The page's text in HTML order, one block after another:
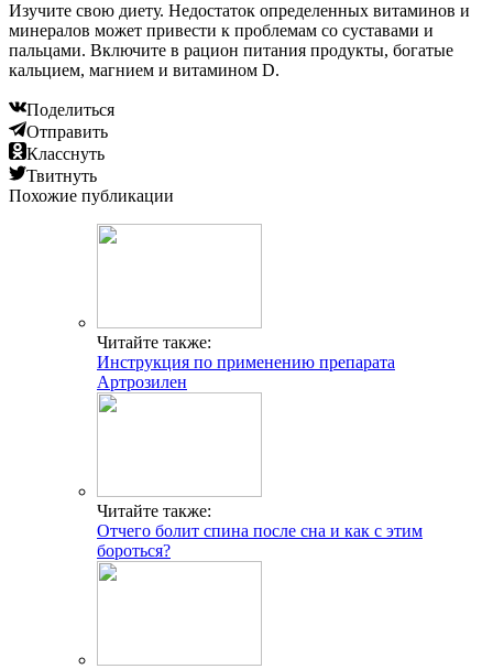
Изучите свою диету. Недостаток определенных витаминов и
минералов может привести к проблемам со суставами и
пальцами. Включите в рацион питания продукты, богатые
кальцием, магнием и витамином D.
Поделиться
Отправить
Класснуть
Твитнуть
Похожие публикации
Читайте также:
Инструкция по применению препарата
Артрозилен
Читайте также:
Отчего болит спина после сна и как с этим
бороться?